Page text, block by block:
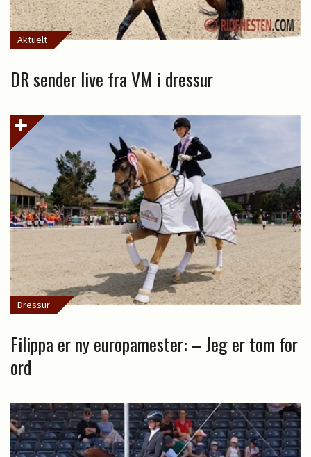
Aktuelt
DR sender live fra VM i dressur
Dressur
Filippa er ny europamester: – Jeg er tom for
ord